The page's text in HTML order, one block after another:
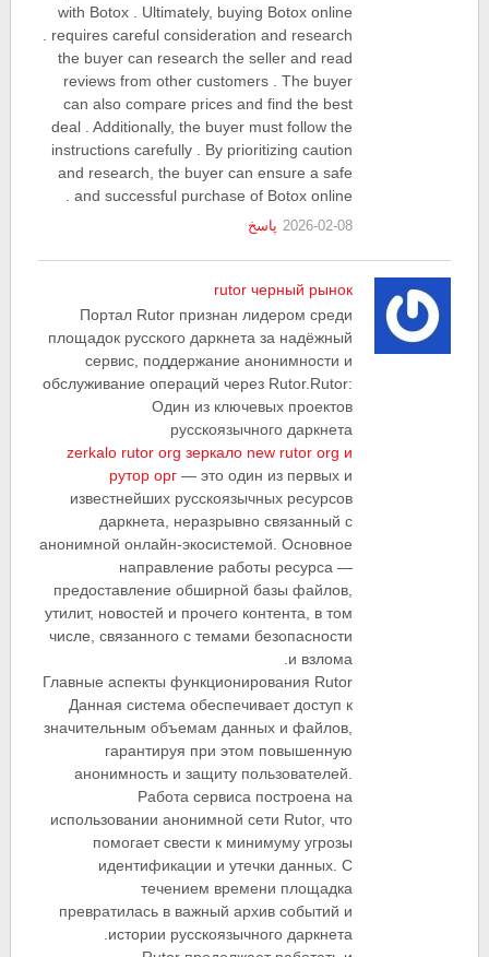
with Botox . Ultimately, buying Botox online
requires careful consideration and research .
the buyer can research the seller and read
reviews from other customers . The buyer
can also compare prices and find the best
deal . Additionally, the buyer must follow the
instructions carefully . By prioritizing caution
and research, the buyer can ensure a safe
and successful purchase of Botox online .
2026-02-08 پاسخ
rutor черный рынок
Портал Rutor признан лидером среди
площадок русского даркнета за надёжный
сервис, поддержание анонимности и
обслуживание операций через Rutor.Rutor:
Один из ключевых проектов
русскоязычного даркнета
zerkalo rutor org зеркало new rutor org и
рутор орг — это один из первых и
известнейших русскоязычных ресурсов
даркнета, неразрывно связанный с
анонимной онлайн-экосистемой. Основное
направление работы ресурса —
предоставление обширной базы файлов,
утилит, новостей и прочего контента, в том
числе, связанного с темами безопасности
и взлома.
Главные аспекты функционирования Rutor
Данная система обеспечивает доступ к
значительным объемам данных и файлов,
гарантируя при этом повышенную
анонимность и защиту пользователей.
Работа сервиса построена на
использовании анонимной сети Rutor, что
помогает свести к минимуму угрозы
идентификации и утечки данных. С
течением времени площадка
превратилась в важный архив событий и
истории русскоязычного даркнета.